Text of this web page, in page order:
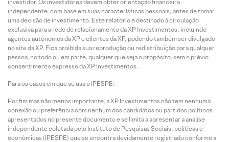
investidor. Os investidores devem obter orientação financeira
independente, com base em suas características pessoais, antes de tomar
uma decisão de investimento. Este relatório é destinado à circulação
exclusiva para a rede de relacionamento da XP Investimentos, incluindo
agentes autônomos da XP e clientes da XP, podendo também ser divulgado
no site da XP. Fica proibida sua reprodução ou redistribuição para qualquer
pessoa, no todo ou em parte, qualquer que seja o propósito, sem o prévio
consentimento expresso da XP Investimentos.
Para os casos em que se usa o IPESPE:
Por fim mas não menos importante, a XP Investimentos não tem nenhuma
conexão ou preferência com nenhum dos candidatos ou partidos políticos
apresentados no presente documento e se limita a apresentar a análise
independente coletada pelo Instituto de Pesquisas Sociais, políticas e
econômicas (IPESPE) que se encontra devidamente registrado conforme a